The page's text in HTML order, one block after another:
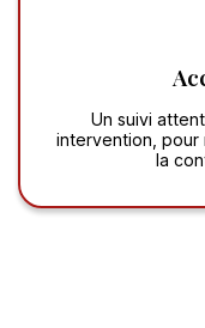
Un suivi
intervention, pour
la